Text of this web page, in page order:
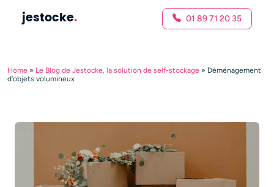
jestocke. 01 89 71 20 35
Home » Le Blog de Jestocke, la solution de self-stockage » Déménagement
d’objets volumineux